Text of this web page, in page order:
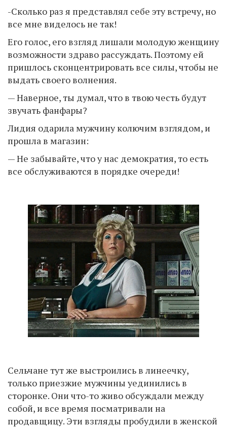
-Сколько раз я представлял себе эту встречу, но
все мне виделось не так!
Его голос, его взгляд лишали молодую женщину
возможности здраво рассуждать. Поэтому ей
пришлось сконцентрировать все силы, чтобы не
выдать своего волнения.
— Наверное, ты думал, что в твою честь будут
звучать фанфары?
Лидия одарила мужчину колючим взглядом, и
прошла в магазин:
— Не забывайте, что у нас демократия, то есть
все обслуживаются в порядке очереди!
Сельчане тут же выстроились в линеечку,
только приезжие мужчины уединились в
сторонке. Они что-то живо обсуждали между
собой, и все время посматривали на
продавщицу. Эти взгляды пробудили в женской